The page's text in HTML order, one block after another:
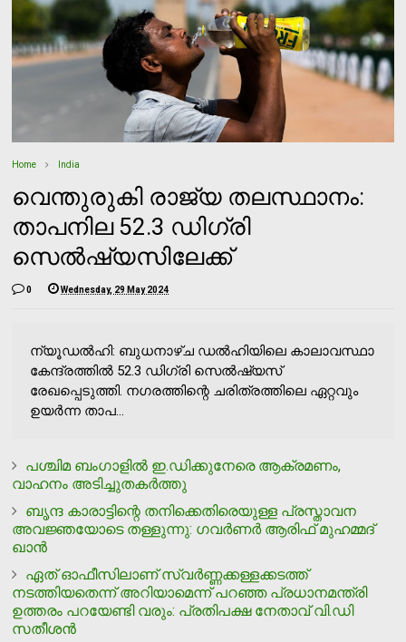
Home India
വെന്തുരുകി രാജ്യ തലസ്ഥാനം:
താപനില 52.3 ഡിഗ്രി
സെല്‍ഷ്യസിലേക്ക്
0 Wednesday, 29 May 2024
ന്യൂഡല്‍ഹി: ബുധനാഴ്ച ഡല്‍ഹിയിലെ കാലാവസ്ഥാ
കേന്ദ്രത്തില്‍ 52.3 ഡിഗ്രി സെല്‍ഷ്യസ്
രേഖപ്പെടുത്തി. നഗരത്തിന്റെ ചരിത്രത്തിലെ ഏറ്റവും
ഉയര്‍ന്ന താപ...
പശ്ചിമ ബംഗാളില്‍ ഇ.ഡിക്കുനേരെ ആക്രമണം,
വാഹനം അടിച്ചുതകര്‍ത്തു
ബൃന്ദ കാരാട്ടിന്റെ തനിക്കെതിരെയുള്ള പ്രസ്താവന
അവജ്ഞയോടെ തള്ളുന്നു: ഗവര്‍ണര്‍ ആരിഫ് മുഹമ്മദ്
ഖാന്‍
ഏത് ഓഫീസിലാണ് സ്വര്‍ണ്ണക്കള്ളക്കടത്ത്
നടത്തിയതെന്ന് അറിയാമെന്ന് പറഞ്ഞ പ്രധാനമന്ത്രി
ഉത്തരം പറയേണ്ടി വരും: പ്രതിപക്ഷ നേതാവ് വി.ഡി
സതീശന്‍